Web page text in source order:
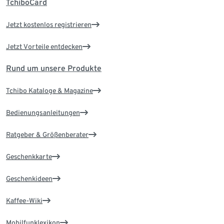
TchiboCard
Jetzt kostenlos registrieren
Jetzt Vorteile entdecken
Rund um unsere Produkte
Tchibo Kataloge & Magazine
Bedienungsanleitungen
Ratgeber & Größenberater
Geschenkkarte
Geschenkideen
Kaffee-Wiki